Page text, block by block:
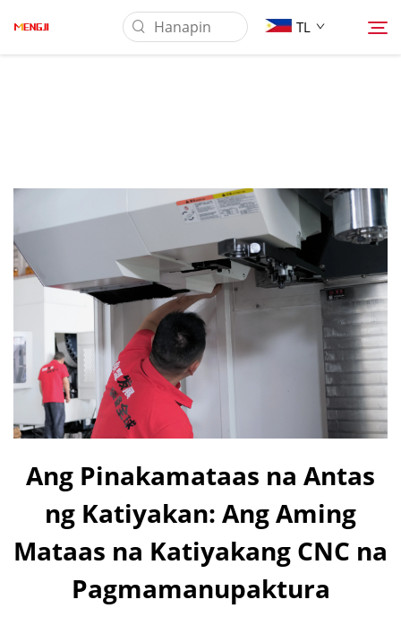
TL
Pag-aaplay
Ilagay
Balita
Makipag-ugnayan sa Amin
Ang Pinakamataas na Antas
ng Katiyakan: Ang Aming
Mataas na Katiyakang CNC na
Pagmamanupaktura